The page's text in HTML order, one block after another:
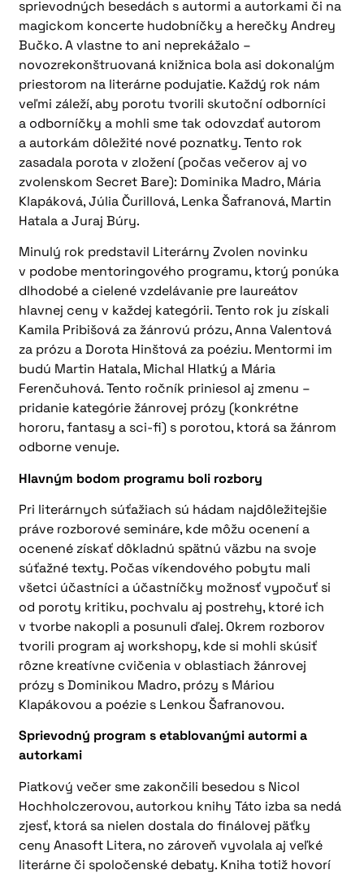
sprievodných besedách s autormi a autorkami či na
magickom koncerte hudobníčky a herečky Andrey
Bučko. A vlastne to ani neprekážalo –
novozrekonštruovaná knižnica bola asi dokonalým
priestorom na literárne podujatie. Každý rok nám
veľmi záleží, aby porotu tvorili skutoční odborníci
a odborníčky a mohli sme tak odovzdať autorom
a autorkám dôležité nové poznatky. Tento rok
zasadala porota v zložení (počas večerov aj vo
zvolenskom Secret Bare): Dominika Madro, Mária
Klapáková, Júlia Čurillová, Lenka Šafranová, Martin
Hatala a Juraj Búry.
Minulý rok predstavil Literárny Zvolen novinku
v podobe mentoringového programu, ktorý ponúka
dlhodobé a cielené vzdelávanie pre laureátov
hlavnej ceny v každej kategórii. Tento rok ju získali
Kamila Pribišová za žánrovú prózu, Anna Valentová
za prózu a Dorota Hinštová za poéziu. Mentormi im
budú Martin Hatala, Michal Hlatký a Mária
Ferenčuhová. Tento ročník priniesol aj zmenu –
pridanie kategórie žánrovej prózy (konkrétne
hororu, fantasy a sci-fi) s porotou, ktorá sa žánrom
odborne venuje.
Hlavným bodom programu boli rozbory
Pri literárnych súťažiach sú hádam najdôležitejšie
práve rozborové semináre, kde môžu ocenení a
ocenené získať dôkladnú spätnú väzbu na svoje
súťažné texty. Počas víkendového pobytu mali
všetci účastníci a účastníčky možnosť vypočuť si
od poroty kritiku, pochvalu aj postrehy, ktoré ich
v tvorbe nakopli a posunuli ďalej. Okrem rozborov
tvorili program aj workshopy, kde si mohli skúsiť
rôzne kreatívne cvičenia v oblastiach žánrovej
prózy s Dominikou Madro, prózy s Máriou
Klapákovou a poézie s Lenkou Šafranovou.
Sprievodný program s etablovanými autormi a
autorkami
Piatkový večer sme zakončili besedou s Nicol
Hochholczerovou, autorkou knihy Táto izba sa nedá
zjesť, ktorá sa nielen dostala do finálovej päťky
ceny Anasoft Litera, no zároveň vyvolala aj veľké
literárne či spoločenské debaty. Kniha totiž hovorí